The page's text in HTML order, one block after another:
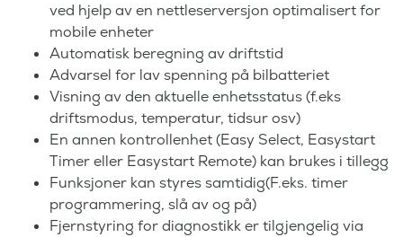
ved hjelp av en nettleserversjon optimalisert for
mobile enheter
Automatisk beregning av driftstid
Advarsel for lav spenning på bilbatteriet
Visning av den aktuelle enhetsstatus (f.eks
driftsmodus, temperatur, tidsur osv)
En annen kontrollenhet (Easy Select, Easystart
Timer eller Easystart Remote) kan brukes i tillegg
Funksjoner kan styres samtidig(F.eks. timer
programmering, slå av og på)
Fjernstyring for diagnostikk er tilgjengelig via